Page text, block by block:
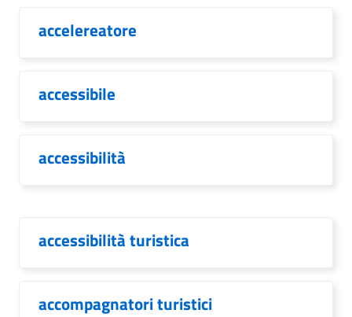
accelereatore
accessibile
accessibilità
accessibilità turistica
accompagnatori turistici